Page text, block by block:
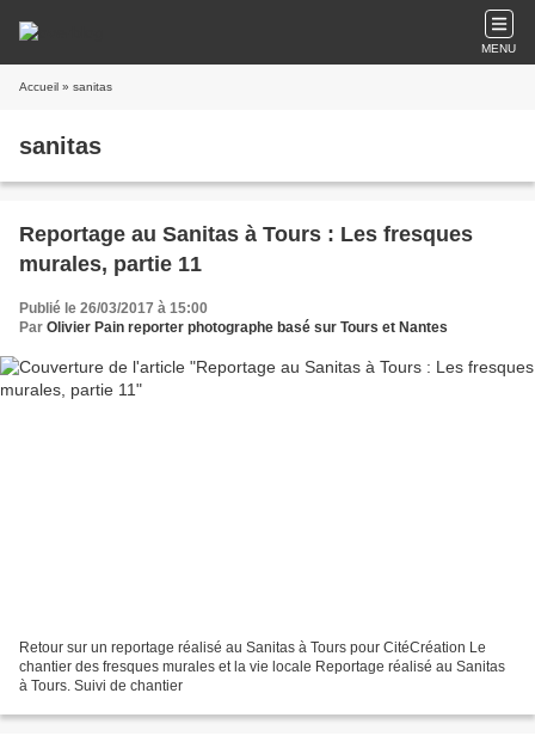
MENU
Accueil » sanitas
sanitas
Reportage au Sanitas à Tours : Les fresques
murales, partie 11
Publié le 26/03/2017 à 15:00
Par Olivier Pain reporter photographe basé sur Tours et Nantes
Retour sur un reportage réalisé au Sanitas à Tours pour CitéCréation Le
chantier des fresques murales et la vie locale Reportage réalisé au Sanitas
à Tours. Suivi de chantier